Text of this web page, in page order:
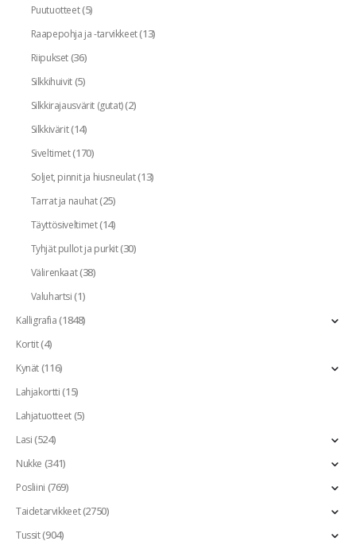
Puutuotteet(5)
Raapepohja ja -tarvikkeet(13)
Riipukset(36)
Silkkihuivit(5)
Silkkirajausvärit (gutat)(2)
Silkkivärit(14)
Siveltimet(170)
Soljet, pinnit ja hiusneulat(13)
Tarrat ja nauhat(25)
Täyttösiveltimet(14)
Tyhjät pullot ja purkit(30)
Välirenkaat(38)
Valuhartsi(1)
Kalligrafia(1848)
Kortit(4)
Kynät(116)
Lahjakortti(15)
Lahjatuotteet(5)
Lasi(524)
Nukke (341)
Posliini (769)
Taidetarvikkeet(2750)
Tussit(904)